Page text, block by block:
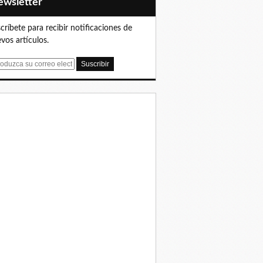
para recibir notificaciones de
artículos.